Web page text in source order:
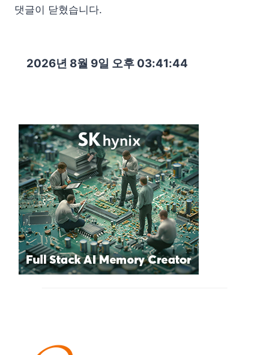
댓글이 닫혔습니다.
2026년 8월 9일 오후 03:41:45